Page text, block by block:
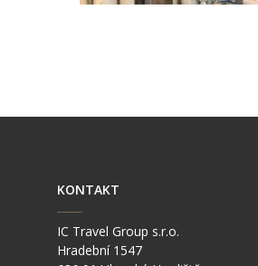
KONTAKT
IC Travel Group s.r.o.
Hradební 1547